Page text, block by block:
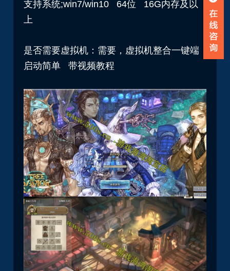
支持系统;win7/win10 64位 16G内存及以
上
是否需要虚拟机：需要，虚拟机整合一键端
启动简单 带视频教程